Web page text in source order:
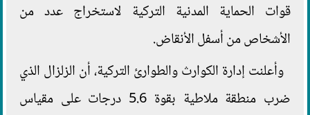
قوات الحماية المدنية التركية لاستخراج عدد من
الأشخاص من أسفل الأنقاض.
وأعلنت إدارة الكوارث والطوارئ التركية، أن الزلزال الذي
ضرب منطقة ملاطية بقوة 5.6 درجات على مقياس